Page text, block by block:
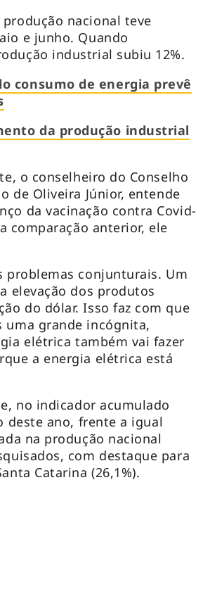
produção nacional teve
e junho. Quando
industrial subiu 12%.
consumo de energia prevê
da produção industrial
o conselheiro do Conselho
de Oliveira Júnior, entende
da vacinação contra Covid-
comparação anterior, ele
problemas conjunturais. Um
elevação dos produtos
do dólar. Isso faz com que
uma grande incógnita,
elétrica também vai fazer
a energia elétrica está
no indicador acumulado
deste ano, frente a igual
na produção nacional
com destaque para
Catarina (26,1%).